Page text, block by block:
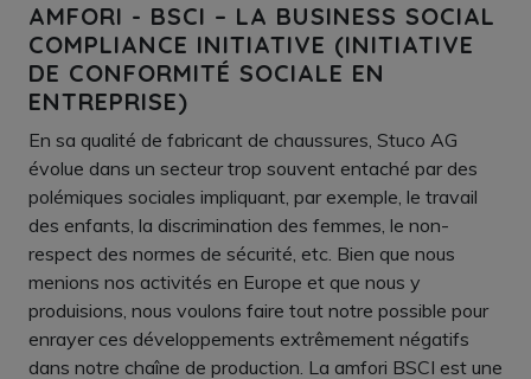
AMFORI - BSCI – LA BUSINESS SOCIAL
COMPLIANCE INITIATIVE (INITIATIVE
DE CONFORMITÉ SOCIALE EN
ENTREPRISE)
En sa qualité de fabricant de chaussures, Stuco AG
évolue dans un secteur trop souvent entaché par des
polémiques sociales impliquant, par exemple, le travail
des enfants, la discrimination des femmes, le non-
respect des normes de sécurité, etc. Bien que nous
menions nos activités en Europe et que nous y
produisions, nous voulons faire tout notre possible pour
enrayer ces développements extrêmement négatifs
dans notre chaîne de production. La amfori BSCI est une